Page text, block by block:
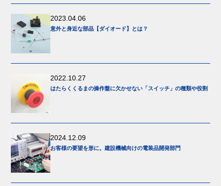
2023.04.06
意外と身近な部品【ダイオード】とは？
2022.10.27
はたらくくるまの操作盤に欠かせない「スイッチ」の種類や役割
2024.12.09
お客様の要望を形に。建設機械向けの電装品開発部門